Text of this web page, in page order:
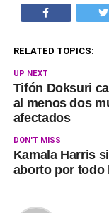
RELATED TOPICS:
UP NEXT
Tifón Doksuri
al menos dos
afectados
DON'T MISS
Kamala Harris
aborto por todo